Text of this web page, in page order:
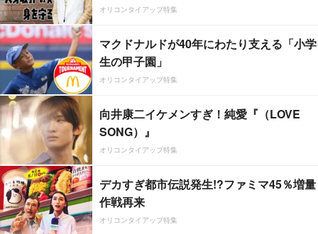
オリコンタイアップ特集
マクドナルドが40年にわたり支える「小学
生の甲子園」
オリコンタイアップ特集
向井康二イケメンすぎ！純愛『（LOVE
SONG）』
オリコンタイアップ特集
デカすぎ都市伝説発生!?ファミマ45％増量
作戦再来
オリコンタイアップ特集